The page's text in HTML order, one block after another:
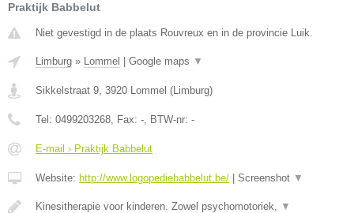
Praktijk Babbelut
Niet gevestigd in de plaats Rouvreux en in de provincie Luik.
Limburg » Lommel Google maps ▼
Sikkelstraat 9, 3920 Lommel (Limburg)
Tel: 0499203268, Fax: -, BTW-nr: -
E-mail › Praktijk Babbelut
Website: http://www.logopediebabbelut.be/ Screenshot ▼
Kinesitherapie voor kinderen. Zowel psychomotoriek, ▼